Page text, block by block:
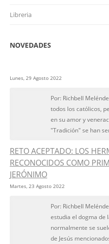
Libreria
NOVEDADES
Lunes, 29 Agosto 2022
Por: Richbell
todos los católicos,
en su amor y
"Tradición" se han
RETO ACEPTADO: LOS
RECONOCIDOS COMO
JERÓNIMO
Martes, 23 Agosto 2022
Por: Richbell
estudia el dogma de
normalmente se
de Jesús